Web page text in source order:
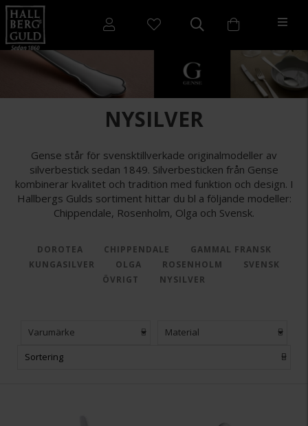
NYSILVER
Gense står för svensktillverkade originalmodeller av
silverbestick sedan 1849. Silverbesticken från Gense
kombinerar kvalitet och tradition med funktion och design. I
Hallbergs Gulds sortiment hittar du bl a följande modeller:
Chippendale, Rosenholm, Olga och Svensk.
DOROTEA CHIPPENDALE
GAMMAL FRANSK
KUNGASILVER
OLGA ROSENHOLM
SVENSK
ÖVRIGT
NYSILVER
Varumärke Material
Sortering